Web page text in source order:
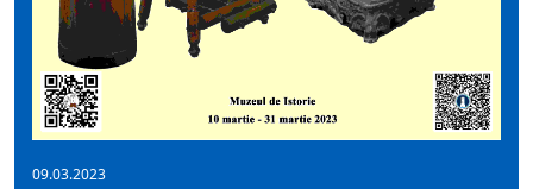
09.03.2023